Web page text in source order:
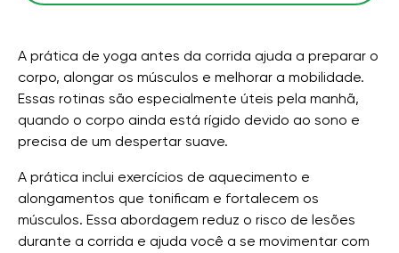
A prática de yoga antes da corrida ajuda a preparar o
corpo, alongar os músculos e melhorar a mobilidade.
Essas rotinas são especialmente úteis pela manhã,
quando o corpo ainda está rígido devido ao sono e
precisa de um despertar suave.
A prática inclui exercícios de aquecimento e
alongamentos que tonificam e fortalecem os
músculos. Essa abordagem reduz o risco de lesões
durante a corrida e ajuda você a se movimentar com